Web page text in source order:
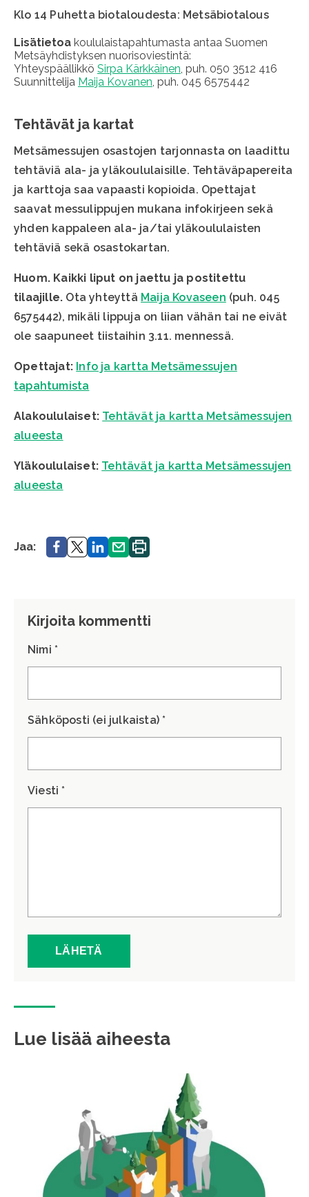
Klo 14 Puhetta biotaloudesta: Metsäbiotalous
Lisätietoa koululaistapahtumasta antaa Suomen
Metsäyhdistyksen nuorisoviestintä:
Yhteyspäällikkö Sirpa Kärkkäinen, puh. 050 3512 416
Suunnittelija Maija Kovanen, puh. 045 6575442
Tehtävät ja kartat
Metsämessujen osastojen tarjonnasta on laadittu
tehtäviä ala- ja yläkoululaisille. Tehtäväpapereita
ja karttoja saa vapaasti kopioida. Opettajat
saavat messulippujen mukana infokirjeen sekä
yhden kappaleen ala- ja/tai yläkoululaisten
tehtäviä sekä osastokartan.
Huom. Kaikki liput on jaettu ja postitettu
tilaajille. Ota yhteyttä Maija Kovaseen (puh. 045
6575442), mikäli lippuja on liian vähän tai ne eivät
ole saapuneet tiistaihin 3.11. mennessä.
Opettajat: Info ja kartta Metsämessujen
tapahtumista
Alakoululaiset: Tehtävät ja kartta Metsämessujen
alueesta
Yläkoululaiset: Tehtävät ja kartta Metsämessujen
alueesta
Jaa: Jaa. Jaa.Jaa. Jaa. Tulosta
sivu.
Kirjoita kommentti
Nimi *
Sähköposti (ei julkaista) *
Viesti *
Lue lisää aiheesta